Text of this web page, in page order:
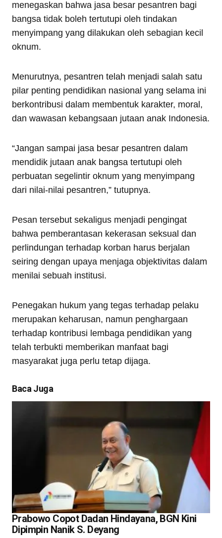
menegaskan bahwa jasa besar pesantren bagi
bangsa tidak boleh tertutupi oleh tindakan
menyimpang yang dilakukan oleh sebagian kecil
oknum.
Menurutnya, pesantren telah menjadi salah satu
pilar penting pendidikan nasional yang selama ini
berkontribusi dalam membentuk karakter, moral,
dan wawasan kebangsaan jutaan anak Indonesia.
“Jangan sampai jasa besar pesantren dalam
mendidik jutaan anak bangsa tertutupi oleh
perbuatan segelintir oknum yang menyimpang
dari nilai-nilai pesantren,” tutupnya.
Pesan tersebut sekaligus menjadi pengingat
bahwa pemberantasan kekerasan seksual dan
perlindungan terhadap korban harus berjalan
seiring dengan upaya menjaga objektivitas dalam
menilai sebuah institusi.
Penegakan hukum yang tegas terhadap pelaku
merupakan keharusan, namun penghargaan
terhadap kontribusi lembaga pendidikan yang
telah terbukti memberikan manfaat bagi
masyarakat juga perlu tetap dijaga.
Baca Juga
Prabowo Copot Dadan Hindayana, BGN Kini
Dipimpin Nanik S. Deyang